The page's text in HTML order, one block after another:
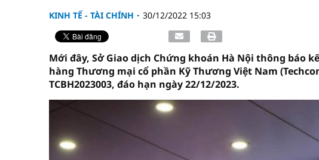
KINH TẾ - TÀI CHÍNH 30/12/2022 15:03
Mới đây, Sở Giao dịch Chứng khoán Hà Nội thông báo
hàng Thương mại cổ phần Kỹ Thương Việt Nam
TCBH2023003, đáo hạn ngày 22/12/2023.